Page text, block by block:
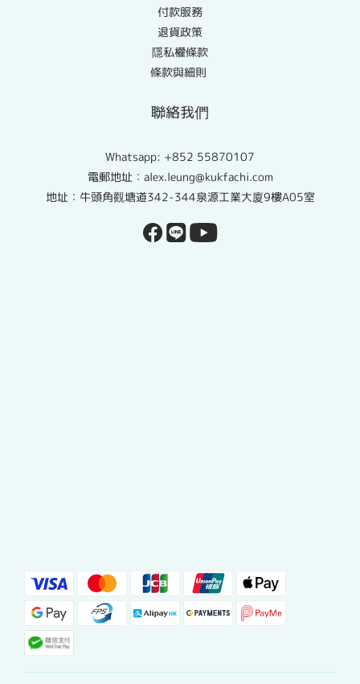
付款服務
退貨政策
隱私權條款
條款與細則
聯絡我們
Whatsapp: +852 55870107
電郵地址：alex.leung@kukfachi.com
地址：牛頭角觀塘道342-344泉源工業大廈9樓A05室